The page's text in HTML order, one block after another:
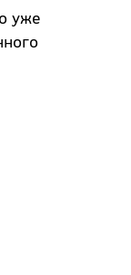
уже